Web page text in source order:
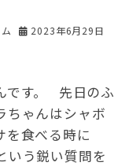
2023年6月29日
です。 先日のふ
ちゃんはシャボ
を食べる時に
いう鋭い質問を